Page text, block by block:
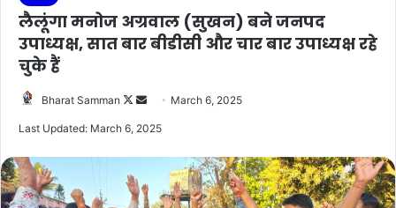
लैलूंगा मनोज अग्रवाल (सुखन) बने जनपद
उपाध्यक्ष, सात बार बीडीसी और चार बार उपाध्यक्ष रहे
चुके हैं
Bharat Samman
Follow
Send March 6, 2025
Last Updated: March 6, 2025